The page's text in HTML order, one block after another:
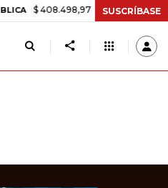
$ 408.498,97 +$ 8.753,81 +2,19%
SUSCRÍBASE